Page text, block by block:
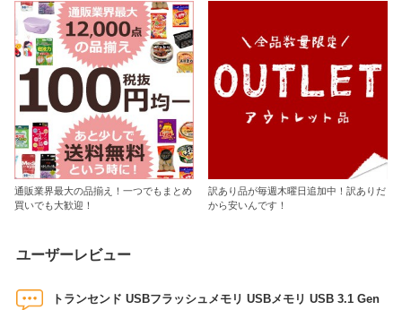
通販業界最大の品揃え！一つでもまとめ
買いでも大歓迎！
訳あり品が毎週木曜日追加中！訳ありだ
から安いんです！
ユーザーレビュー
トランセンド USBフラッシュメモリ USBメモリ USB 3.1 Gen